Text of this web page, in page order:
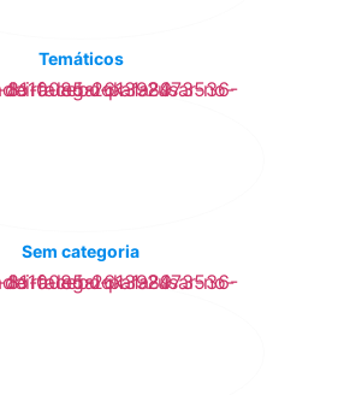
Temáticos
Sem categoria